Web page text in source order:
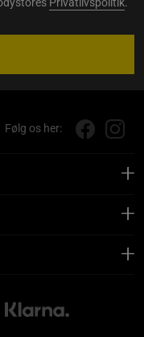
Følg os her: